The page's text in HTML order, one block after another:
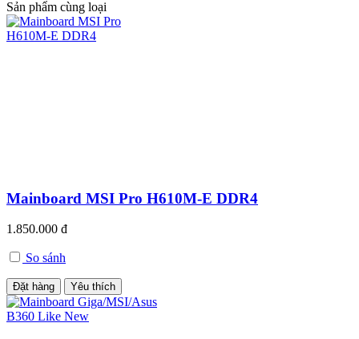
Sản phẩm cùng loại
Mainboard MSI Pro H610M-E DDR4
1.850.000 đ
So sánh
Đặt hàng Yêu thích